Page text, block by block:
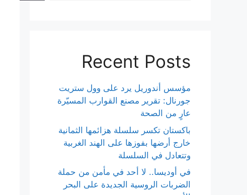
Recent Posts
مؤسس أندوريل يرد على وول ستريت
جورنال: تقرير مصنع القوارب المسيّرة
عارٍ من الصحة
باكستان تكسر سلسلة هزائمها الثمانية
خارج أرضها بفوزها على الهند الغربية
وتتعادل في السلسلة
في أوديسا.. لا أحد في مأمن من حملة
الضربات الروسية الجديدة على البحر